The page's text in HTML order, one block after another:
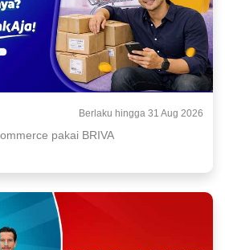
Berlaku hingga 31 Aug 2026
pakai BRIVA